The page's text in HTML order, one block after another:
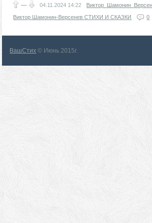
— 04.11.2024 14:22
Виктор Шамонин-Версенев СТИХИ И СКАЗКИ
0
ВашСтих © Июнь 2015г.